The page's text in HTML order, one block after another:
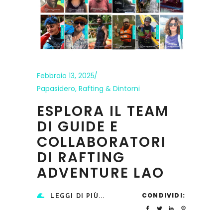
Febbraio 13, 2025
Papasidero, Rafting & Dintorni
ESPLORA IL TEAM
DI GUIDE E
COLLABORATORI
DI RAFTING
ADVENTURE LAO
LEGGI DI PIÙ... CONDIVIDI: